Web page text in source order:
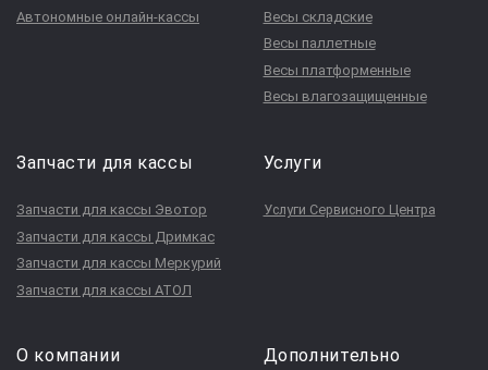
Автономные онлайн-кассы
Весы складские
Весы паллетные
Весы платформенные
Весы влагозащищенные
Запчасти для кассы
Запчасти для кассы Эвотор
Запчасти для кассы Дримкас
Запчасти для кассы Меркурий
Запчасти для кассы АТОЛ
Услуги
Услуги Сервисного Центра
О компании Дополнительно